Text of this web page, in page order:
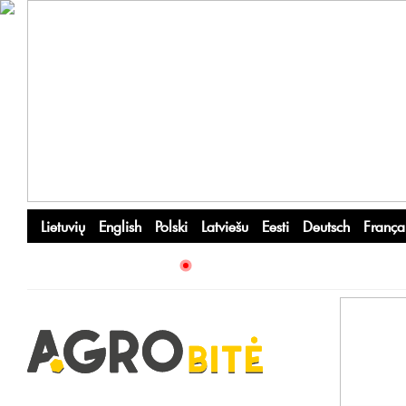
Lietuvių English Polski Latviešu Eesti Deutsch